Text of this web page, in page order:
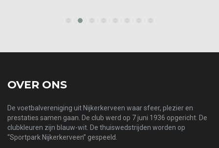
OVER ONS
De voetbalvereniging uit Nijkerkerveen waar sfeer, plezier en
prestaties samen gaan. De club werd op 7 juni 1936 opgericht. De
clubkleuren zijn blauw-wit. De thuiswedstrijden worden op
“Sportpark Nijkerkerveen” gespeeld.